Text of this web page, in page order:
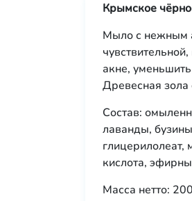
Крымское
Мыло с нежным
акне,
Древесная зола
Состав:
лаванды,
глицерилолеат,
кислота,
Масса нетто: